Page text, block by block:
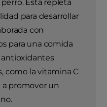
Está repleta
para desarrollar
con
para una comida
antioxidantes
como la vitamina C
a promover un